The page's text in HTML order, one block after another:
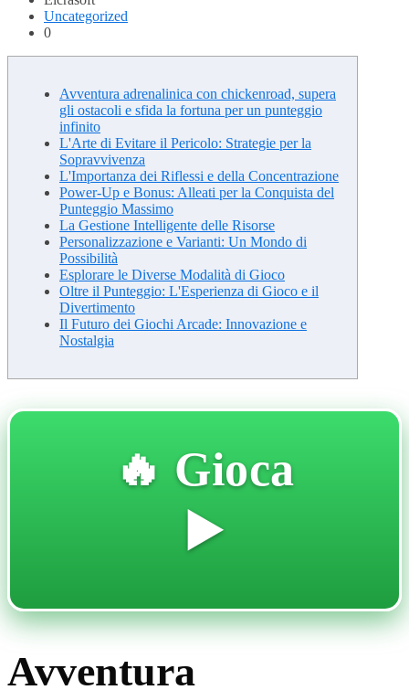
Uncategorized
0
Avventura adrenalinica con chickenroad, supera
gli ostacoli e sfida la fortuna per un punteggio
infinito
L'Arte di Evitare il Pericolo: Strategie per la
Sopravvivenza
L'Importanza dei Riflessi e della Concentrazione
Power-Up e Bonus: Alleati per la Conquista del
Punteggio Massimo
La Gestione Intelligente delle Risorse
Personalizzazione e Varianti: Un Mondo di
Possibilità
Esplorare le Diverse Modalità di Gioco
Oltre il Punteggio: L'Esperienza di Gioco e il
Divertimento
Il Futuro dei Giochi Arcade: Innovazione e
Nostalgia
🔥 Gioca
▶️
Avventura